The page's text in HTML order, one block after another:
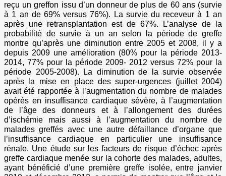
reçu un greffon issu d’un donneur de plus de 60 ans (survie
à 1 an de 69% versus 76%). La survie du receveur à 1 an
après une retransplantation est de 67%. L’analyse de la
probabilité de survie à un an selon la période de greffe
montre qu’après une diminution entre 2005 et 2008, il y a
depuis 2009 une amélioration (80% pour la période 2013-
2014, 77% pour la période 2009- 2012 versus 72% pour la
période 2005-2008). La diminution de la survie observée
après la mise en place des super-urgences (juillet 2004)
avait été rapportée à l’augmentation du nombre de malades
opérés en insuffisance cardiaque sévère, à l’augmentation
de l’âge des donneurs et à l’allongement des durées
d’ischémie mais aussi à l’augmentation du nombre de
malades greffés avec une autre défaillance d’organe que
l’insuffisance cardiaque en particulier une insuffisance
rénale. Une étude sur les facteurs de risque d’échec après
greffe cardiaque menée sur la cohorte des malades, adultes,
ayant bénéficié d’une première greffe isolée, entre janvier